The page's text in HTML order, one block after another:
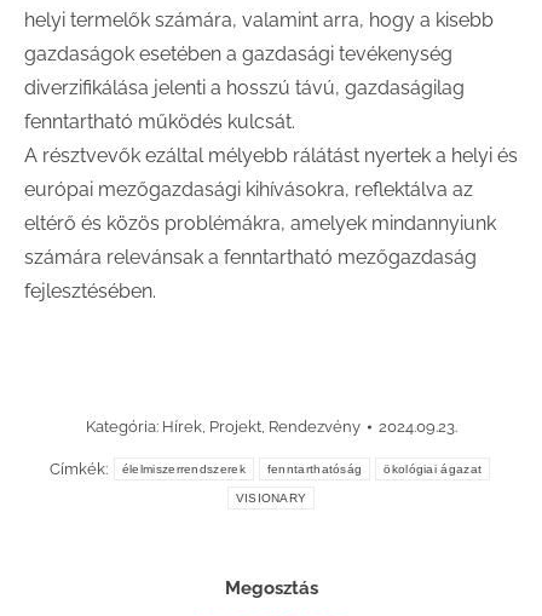
helyi termelők számára, valamint arra, hogy a kisebb
gazdaságok esetében a gazdasági tevékenység
diverzifikálása jelenti a hosszú távú, gazdaságilag
fenntartható működés kulcsát.
A résztvevők ezáltal mélyebb rálátást nyertek a helyi és
európai mezőgazdasági kihívásokra, reflektálva az
eltérő és közös problémákra, amelyek mindannyiunk
számára relevánsak a fenntartható mezőgazdaság
fejlesztésében.
Kategória: Hírek, Projekt, Rendezvény 2024.09.23.
Címkék: élelmiszerrendszerek fenntarthatóság ökológiai ágazat
VISIONARY
Megosztás